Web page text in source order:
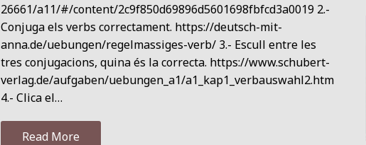
26661/a11/#/content/2c9f850d69896d5601698fbfcd3a0019 2.-
Conjuga els verbs correctament. https://deutsch-mit-
anna.de/uebungen/regelmassiges-verb/ 3.- Escull entre les
tres conjugacions, quina és la correcta. https://www.schubert-
verlag.de/aufgaben/uebungen_a1/a1_kap1_verbauswahl2.htm
4.- Clica el…
Read More